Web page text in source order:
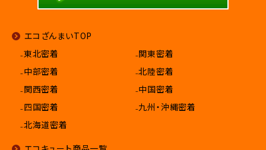
エコざんまいTOP
₋東北密着
₋関東密着
₋中部密着
₋北陸密着
₋関西密着
₋中国密着
₋四国密着
₋九州・沖縄密着
₋北海道密着